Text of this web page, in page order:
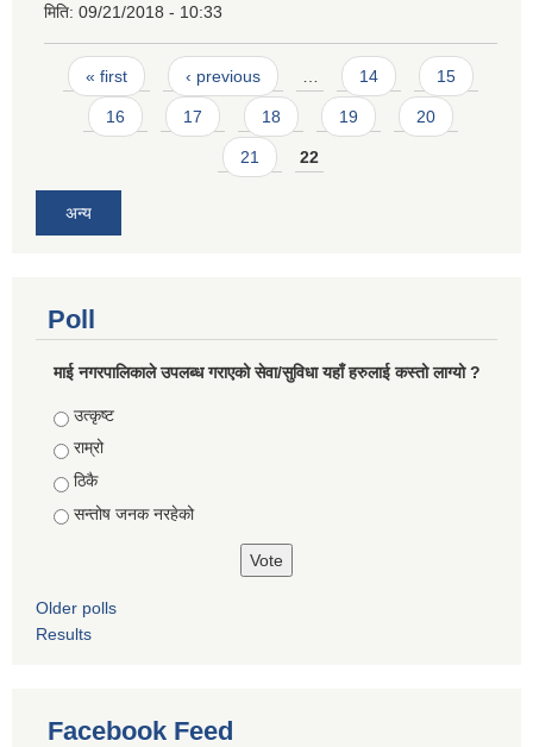
मिति: 09/21/2018 - 10:33
Pages
« first ‹ previous … 14 15
16 17 18 19 20
21 22
अन्य
Poll
माई नगरपालिकाले उपलब्ध गराएको सेवा/सुविधा यहाँ हरुलाई कस्तो लाग्यो ?
Choices
उत्कृष्ट
राम्रो
ठिकै
सन्तोष जनक नरहेको
Older polls
Results
Facebook Feed